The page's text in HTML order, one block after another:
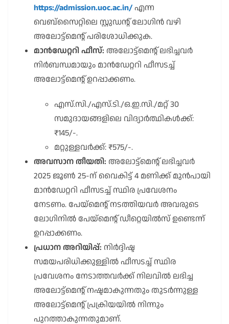
https://admission.uoc.ac.in/ എന്ന
വെബ്സൈറ്റിലെ സ്റ്റുഡൻ്റ് ലോഗിൻ വഴി
അലോട്ട്മെൻ്റ് പരിശോധിക്കുക.
മാൻഡേറ്ററി ഫീസ്: അലോട്ട്മെൻ്റ് ലഭിച്ചവർ
നിർബന്ധമായും മാൻഡേറ്ററി ഫീസടച്ച്
അലോട്ട്മെൻ്റ് ഉറപ്പാക്കണം.
എസ്.സി./എസ്.ടി./ഒ.ഇ.സി./മറ്റ് 30
സമുദായങ്ങളിലെ വിദ്യാർത്ഥികൾക്ക്:
₹145/-.
മറ്റുള്ളവർക്ക്: ₹575/-.
അവസാന തീയതി: അലോട്ട്മെൻ്റ് ലഭിച്ചവർ
2025 ജൂൺ 25-ന് വൈകിട്ട് 4 മണിക്ക് മുൻപായി
മാൻഡേറ്ററി ഫീസടച്ച് സ്ഥിര പ്രവേശനം
നേടണം. പേയ്മെൻ്റ് നടത്തിയവർ അവരുടെ
ലോഗിനിൽ പേയ്മെൻ്റ് ഡീറ്റെയിൽസ് ഉണ്ടെന്ന്
ഉറപ്പാക്കണം.
പ്രധാന അറിയിപ്പ്: നിർദ്ദിഷ്ട
സമയപരിധിക്കുള്ളിൽ ഫീസടച്ച് സ്ഥിര
പ്രവേശനം നേടാത്തവർക്ക് നിലവിൽ ലഭിച്ച
അലോട്ട്മെൻ്റ് നഷ്ടമാകുന്നതും തുടർന്നുള്ള
അലോട്ട്മെൻ്റ് പ്രക്രിയയിൽ നിന്നും
പുറത്താകുന്നതുമാണ്.